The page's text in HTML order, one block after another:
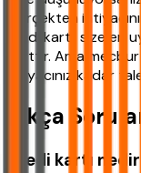
Gerçekten
kredi kartı, size en
karttır. Ama
ihtiyacınız kadar
Sıkça
Kredi kartı